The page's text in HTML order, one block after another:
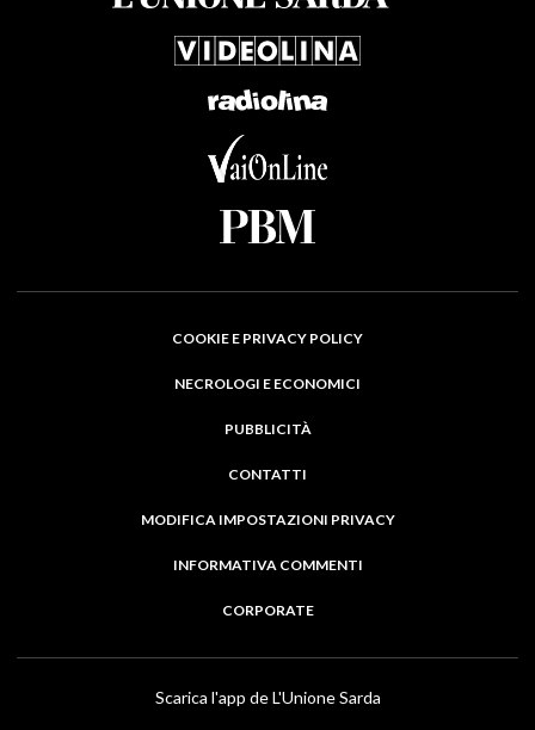
COOKIE E PRIVACY POLICY
NECROLOGI E ECONOMICI
PUBBLICITÀ
CONTATTI
MODIFICA IMPOSTAZIONI PRIVACY
INFORMATIVA COMMENTI
CORPORATE
Scarica l'app de L'Unione Sarda